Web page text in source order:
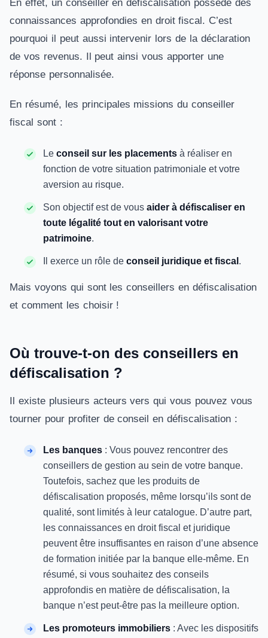
En effet, un conseiller en défiscalisation possède des
connaissances approfondies en droit fiscal. C’est
pourquoi il peut aussi intervenir lors de la déclaration
de vos revenus. Il peut ainsi vous apporter une
réponse personnalisée.
En résumé, les principales missions du conseiller
fiscal sont :
Le conseil sur les placements à réaliser en
fonction de votre situation patrimoniale et votre
aversion au risque.
Son objectif est de vous aider à défiscaliser en
toute légalité tout en valorisant votre
patrimoine.
Il exerce un rôle de conseil juridique et fiscal .
Mais voyons qui sont les conseillers en défiscalisation
et comment les choisir !
Où trouve-t-on des conseillers en
défiscalisation ?
Il existe plusieurs acteurs vers qui vous pouvez vous
tourner pour profiter de conseil en défiscalisation :
Les banques : Vous pouvez rencontrer des
conseillers de gestion au sein de votre banque.
Toutefois, sachez que les produits de
défiscalisation proposés, même lorsqu’ils sont de
qualité, sont limités à leur catalogue. D’autre part,
les connaissances en droit fiscal et juridique
peuvent être insuffisantes en raison d’une absence
de formation initiée par la banque elle-même. En
résumé, si vous souhaitez des conseils
approfondis en matière de défiscalisation, la
banque n’est peut-être pas la meilleure option.
Les promoteurs immobiliers : Avec les dispositifs